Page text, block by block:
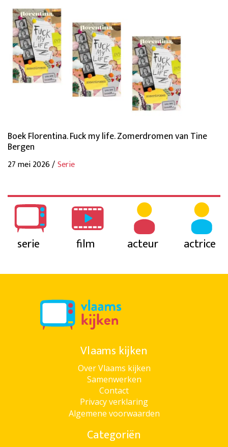
Boek Florentina. Fuck my life. Zomerdromen van Tine
Bergen
27 mei 2026 /Serie
serie film acteur actrice
Vlaams kijken
Over Vlaams kijken
Samenwerken
Contact
Privacy verklaring
Algemene voorwaarden
Categoriën